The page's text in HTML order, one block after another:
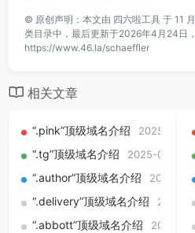
© 原创声明：本文由 四六啦工具 于 11
类目录中，最后更新于2026年4月24日
https://www.46.la/schaeffler
相关文章
“.pink”顶级域名介绍 2025-09-
“.tg”顶级域名介绍 2025-09-01
“.author”顶级域名介绍 2025-
“.delivery”顶级域名介绍 2025-
“.abbott”顶级域名介绍 2025-